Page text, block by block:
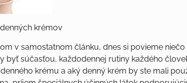
krémov
v samostatnom článku, dnes si povieme
byť súčasťou, každodennej rutiny každého
krému a aký denný krém by ste mali